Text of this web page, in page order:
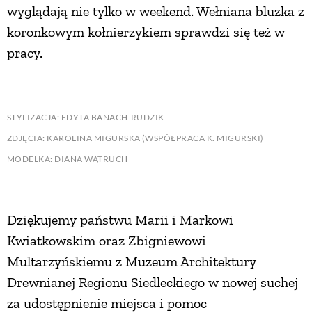
wyglądają nie tylko w weekend. Wełniana bluzka z
koronkowym kołnierzykiem sprawdzi się też w
pracy.
STYLIZACJA: EDYTA BANACH-RUDZIK
ZDJĘCIA: KAROLINA MIGURSKA (WSPÓŁPRACA K. MIGURSKI)
MODELKA: DIANA WĄTRUCH
Dziękujemy państwu Marii i Markowi
Kwiatkowskim oraz Zbigniewowi
Multarzyńskiemu z Muzeum Architektury
Drewnianej Regionu Siedleckiego w nowej suchej
za udostępnienie miejsca i pomoc